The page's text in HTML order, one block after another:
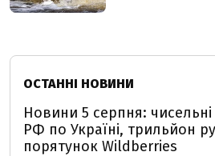
ОСТАННІ НОВИНИ
Новини 5 серпня: чисельні
РФ по Україні, трильйон
порятунок Wildberries